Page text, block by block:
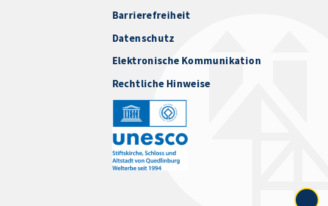
Barrierefreiheit
Datenschutz
Elektronische Kommunikation
Rechtliche Hinweise